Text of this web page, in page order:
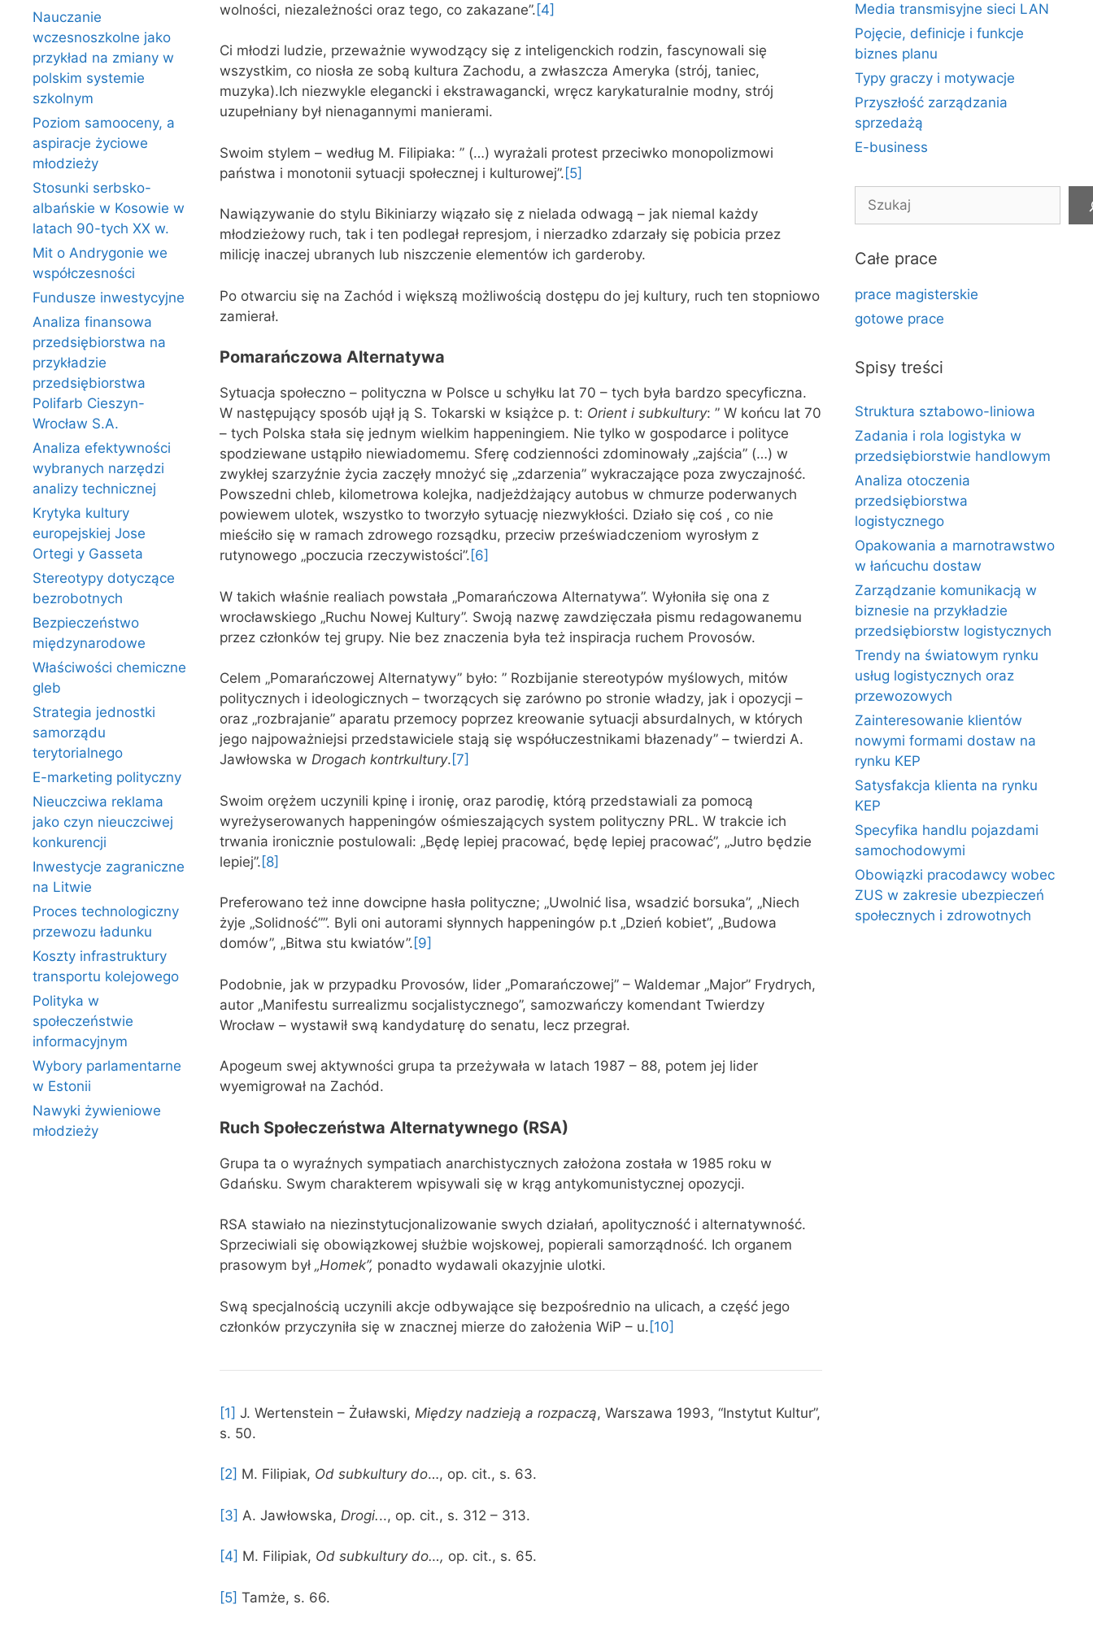
wolności, niezależności oraz tego, co zakazane”. [4]
Ci młodzi ludzie, przeważnie wywodzący się z inteligenckich rodzin, fascynowali się
wszystkim, co niosła ze sobą kultura Zachodu, a zwłaszcza Ameryka (strój, taniec,
muzyka).Ich niezwykle elegancki i ekstrawagancki, wręcz karykaturalnie modny, strój
uzupełniany był nienagannymi manierami.
Swoim stylem – według M. Filipiaka: ” (…) wyrażali protest przeciwko monopolizmowi
państwa i monotonii sytuacji społecznej i kulturowej”. [5]
Nawiązywanie do stylu Bikiniarzy wiązało się z nielada odwagą – jak niemal każdy
młodzieżowy ruch, tak i ten podlegał represjom, i nierzadko zdarzały się pobicia przez
milicję inaczej ubranych lub niszczenie elementów ich garderoby.
Po otwarciu się na Zachód i większą możliwością dostępu do jej kultury, ruch ten stopniowo
zamierał.
Pomarańczowa Alternatywa
Sytuacja społeczno – polityczna w Polsce u schyłku lat 70 – tych była bardzo specyficzna.
W następujący sposób ujął ją S. Tokarski w książce p. t: Orient i subkultury: ” W końcu lat 70
– tych Polska stała się jednym wielkim happeningiem. Nie tylko w gospodarce i polityce
spodziewane ustąpiło niewiadomemu. Sferę codzienności zdominowały „zajścia” (…) w
zwykłej szarzyźnie życia zaczęły mnożyć się „zdarzenia” wykraczające poza zwyczajność.
Powszedni chleb, kilometrowa kolejka, nadjeżdżający autobus w chmurze poderwanych
powiewem ulotek, wszystko to tworzyło sytuację niezwykłości. Działo się coś , co nie
mieściło się w ramach zdrowego rozsądku, przeciw przeświadczeniom wyrosłym z
rutynowego „poczucia rzeczywistości”. [6]
W takich właśnie realiach powstała „Pomarańczowa Alternatywa”. Wyłoniła się ona z
wrocławskiego „Ruchu Nowej Kultury”. Swoją nazwę zawdzięczała pismu redagowanemu
przez członków tej grupy. Nie bez znaczenia była też inspiracja ruchem Provosów.
Celem „Pomarańczowej Alternatywy” było: ” Rozbijanie stereotypów myślowych, mitów
politycznych i ideologicznych – tworzących się zarówno po stronie władzy, jak i opozycji –
oraz „rozbrajanie” aparatu przemocy poprzez kreowanie sytuacji absurdalnych, w których
jego najpoważniejsi przedstawiciele stają się współuczestnikami błazenady” – twierdzi A.
Jawłowska w Drogach kontrkultury. [7]
Swoim orężem uczynili kpinę i ironię, oraz parodię, którą przedstawiali za pomocą
wyreżyserowanych happeningów ośmieszających system polityczny PRL. W trakcie ich
trwania ironicznie postulowali: „Będę lepiej pracować, będę lepiej pracować”, „Jutro będzie
lepiej”. [8]
Preferowano też inne dowcipne hasła polityczne; „Uwolnić lisa, wsadzić borsuka”, „Niech
żyje „Solidność””. Byli oni autorami słynnych happeningów p.t „Dzień kobiet”, „Budowa
domów”, „Bitwa stu kwiatów”. [9]
Podobnie, jak w przypadku Provosów, lider „Pomarańczowej” – Waldemar „Major” Frydrych,
autor „Manifestu surrealizmu socjalistycznego”, samozwańczy komendant Twierdzy
Wrocław – wystawił swą kandydaturę do senatu, lecz przegrał.
Apogeum swej aktywności grupa ta przeżywała w latach 1987 – 88, potem jej lider
wyemigrował na Zachód.
Ruch Społeczeństwa Alternatywnego (RSA)
Grupa ta o wyraźnych sympatiach anarchistycznych założona została w 1985 roku w
Gdańsku. Swym charakterem wpisywali się w krąg antykomunistycznej opozycji.
RSA stawiało na niezinstytucjonalizowanie swych działań, apolityczność i alternatywność.
Sprzeciwiali się obowiązkowej służbie wojskowej, popierali samorządność. Ich organem
prasowym był „Homek”, ponadto wydawali okazyjnie ulotki.
Swą specjalnością uczynili akcje odbywające się bezpośrednio na ulicach, a część jego
członków przyczyniła się w znacznej mierze do założenia WiP – u. [10]
[1] J. Wertenstein – Żuławski, Między nadzieją a rozpaczą, Warszawa 1993, “Instytut Kultur”,
s. 50.
[2] M. Filipiak, Od subkultury do…, op. cit., s. 63.
[3] A. Jawłowska, Drogi..., op. cit., s. 312 – 313.
[4] M. Filipiak, Od subkultury do…, op. cit., s. 65.
[5] Tamże, s. 66.
Nauczanie
wczesnoszkolne jako
przykład na zmiany w
polskim systemie
szkolnym
Poziom samooceny, a
aspiracje życiowe
młodzieży
Stosunki serbsko-
albańskie w Kosowie w
latach 90-tych XX w.
Mit o Andrygonie we
współczesności
Fundusze inwestycyjne
Analiza finansowa
przedsiębiorstwa na
przykładzie
przedsiębiorstwa
Polifarb Cieszyn-
Wrocław S.A.
Analiza efektywności
wybranych narzędzi
analizy technicznej
Krytyka kultury
europejskiej Jose
Ortegi y Gasseta
Stereotypy dotyczące
bezrobotnych
Bezpieczeństwo
międzynarodowe
Właściwości chemiczne
gleb
Strategia jednostki
samorządu
terytorialnego
E-marketing polityczny
Nieuczciwa reklama
jako czyn nieuczciwej
konkurencji
Inwestycje zagraniczne
na Litwie
Proces technologiczny
przewozu ładunku
Koszty infrastruktury
transportu kolejowego
Polityka w
społeczeństwie
informacyjnym
Wybory parlamentarne
w Estonii
Nawyki żywieniowe
młodzieży
Media transmisyjne sieci LAN
Pojęcie, definicje i funkcje
biznes planu
Typy graczy i motywacje
Przyszłość zarządzania
sprzedażą
E-business
Szukaj
Całe prace
prace magisterskie
gotowe prace
Spisy treści
Struktura sztabowo-liniowa
Zadania i rola logistyka w
przedsiębiorstwie handlowym
Analiza otoczenia
przedsiębiorstwa
logistycznego
Opakowania a marnotrawstwo
w łańcuchu dostaw
Zarządzanie komunikacją w
biznesie na przykładzie
przedsiębiorstw logistycznych
Trendy na światowym rynku
usług logistycznych oraz
przewozowych
Zainteresowanie klientów
nowymi formami dostaw na
rynku KEP
Satysfakcja klienta na rynku
KEP
Specyfika handlu pojazdami
samochodowymi
Obowiązki pracodawcy wobec
ZUS w zakresie ubezpieczeń
społecznych i zdrowotnych